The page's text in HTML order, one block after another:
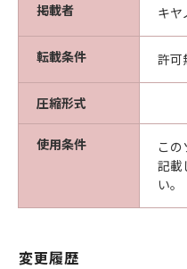
掲載者 キヤ
転載条件 許可
圧縮形式
使用条件
こ
記載
い。
変更履歴